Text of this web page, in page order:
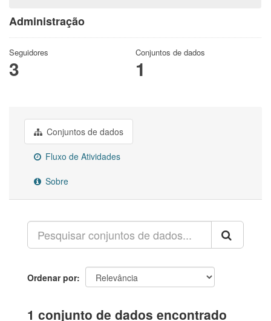
Administração
Seguidores
3
Conjuntos de dados
1
Conjuntos de dados
Fluxo de Atividades
Sobre
Ordenar por
1 conjunto de dados encontrado